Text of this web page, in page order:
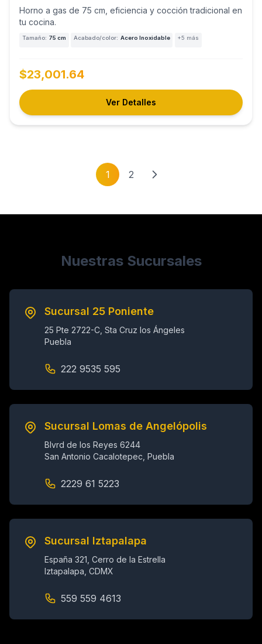
Horno a gas de 75 cm, eficiencia y cocción tradicional en
tu cocina.
Tamaño: 75 cm Acabado/color: Acero Inoxidable +5 más
$23,001.64
Ver Detalles
1 2
Nuestras Sucursales
Sucursal 25 Poniente
25 Pte 2722-C, Sta Cruz los Ángeles
Puebla
222 9535 595
Sucursal Lomas de Angelópolis
Blvrd de los Reyes 6244
San Antonio Cacalotepec, Puebla
2229 61 5223
Sucursal Iztapalapa
España 321, Cerro de la Estrella
Iztapalapa, CDMX
559 559 4613